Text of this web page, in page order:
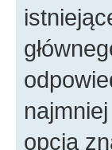
opcja